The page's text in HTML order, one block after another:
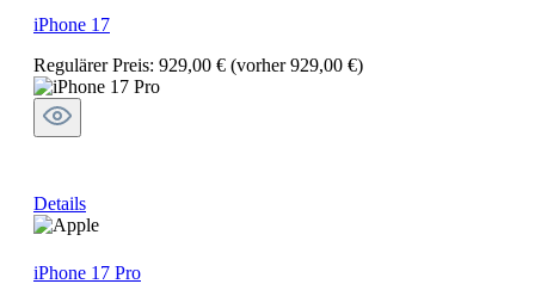
iPhone 17
Regulärer Preis: 929,00 € (vorher 929,00 €)
Details
iPhone 17 Pro